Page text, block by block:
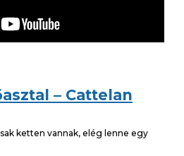
– Cattelan
ketten vannak, elég lenne egy